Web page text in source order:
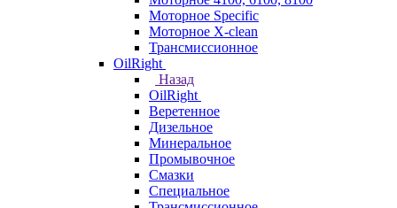
Моторное Specific
Моторное X-clean
Трансмиссионное
OilRight
Назад
OilRight
Веретенное
Дизельное
Минеральное
Промывочное
Смазки
Специальное